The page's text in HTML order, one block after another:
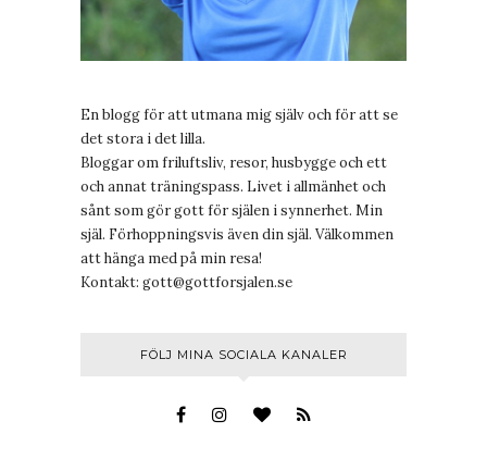
En blogg för att utmana mig själv och för att se
det stora i det lilla.
Bloggar om friluftsliv, resor, husbygge och ett
och annat träningspass. Livet i allmänhet och
sånt som gör gott för själen i synnerhet. Min
själ. Förhoppningsvis även din själ. Välkommen
att hänga med på min resa!
Kontakt: gott@gottforsjalen.se
FÖLJ MINA SOCIALA KANALER